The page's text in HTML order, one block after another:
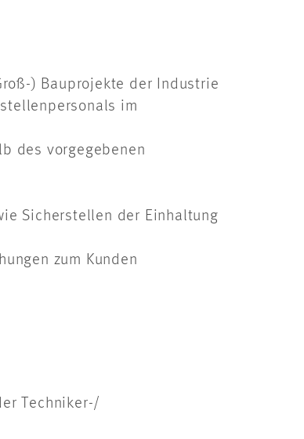
) Bauprojekte der Industrie
im
des vorgegebenen
Sicherstellen der Einhaltung
zum Kunden
Techniker-/